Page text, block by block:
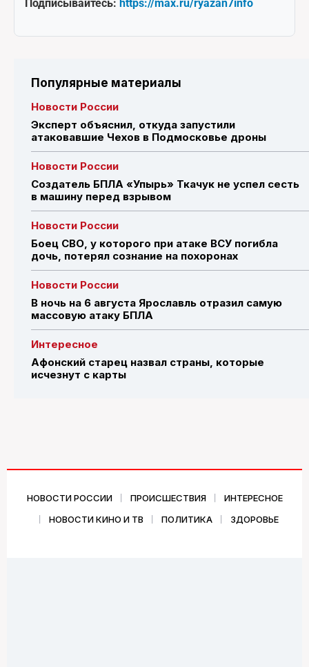
Подписывайтесь: https://max.ru/ryazan7info
Популярные материалы
Новости России
Эксперт объяснил, откуда запустили
атаковавшие Чехов в Подмосковье дроны
Новости России
Создатель БПЛА «Упырь» Ткачук не успел сесть
в машину перед взрывом
Новости России
Боец СВО, у которого при атаке ВСУ погибла
дочь, потерял сознание на похоронах
Новости России
В ночь на 6 августа Ярославль отразил самую
массовую атаку БПЛА
Интересное
Афонский старец назвал страны, которые
исчезнут с карты
НОВОСТИ РОССИИ ПРОИСШЕСТВИЯ
ИНТЕРЕСНОЕ
НОВОСТИ КИНО И ТВ
ПОЛИТИКА ЗДОРОВЬЕ